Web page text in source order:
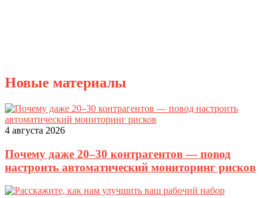
Новые материалы
4 августа 2026
Почему даже 20–30 контрагентов — повод
настроить автоматический мониторинг рисков